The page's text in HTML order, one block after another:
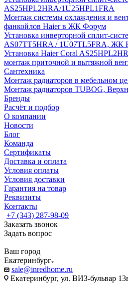
AS25HPL2HRA/1U25HPL1FRA
Монтаж системы охлаждения и
фанкойлов Haier в ЖК Форум
Установка инверторной сплит-
AS07TT5HRA / 1U07TL5FRA, ЖК
Установка Haier Coral
монтаж приточной и вытяжной
Сантехника
Монтаж радиаторов в мебельном
Монтаж радиаторов TUBOG,
Бренды
Расчёт и подбор
О компании
Новости
Блог
Команда
Сертификаты
Доставка и оплата
Условия оплаты
Условия доставки
Гарантия на товар
Реквизиты
Контакты
+7 (343) 287-98-09
Заказать звонок
Задать вопрос
Ваш город
Екатеринбург
sale@inredhome.ru
Екатеринбург, ул. ВИЗ-бульвар